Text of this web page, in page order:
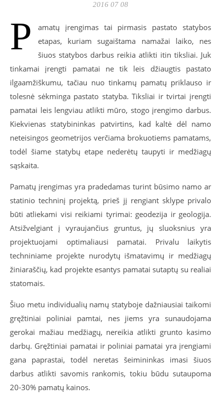
2016 07 08
P
amatų įrengimas tai pirmasis pastato statybos
etapas, kuriam sugaištama namažai laiko, nes
šiuos statybos darbus reikia atlikti itin tiksliai. Juk
tinkamai įrengti pamatai ne tik leis džiaugtis pastato
ilgaamžiškumu, tačiau nuo tinkamų pamatų priklauso ir
tolesnė sėkminga pastato statyba. Tiksliai ir tvirtai įrengti
pamatai leis lengviau atlikti mūro, stogo įrengimo darbus.
Kiekvienas statybininkas patvirtins, kad kaltė dėl namo
neteisingos geometrijos verčiama brokuotiems pamatams,
todėl šiame statybų etape nederėtų taupyti ir medžiagų
sąskaita.
Pamatų įrengimas yra pradedamas turint būsimo namo ar
statinio techninį projektą, prieš jį rengiant sklype privalo
būti atliekami visi reikiami tyrimai: geodezija ir geologija.
Atsižvelgiant į vyraujančius gruntus, jų sluoksnius yra
projektuojami optimaliausi pamatai. Privalu laikytis
techniniame projekte nurodytų išmatavimų ir medžiagų
žiniaraščių, kad projekte esantys pamatai sutaptų su realiai
statomais.
Šiuo metu individualių namų statyboje dažniausiai taikomi
gręžtiniai poliniai pamtai, nes jiems yra sunaudojama
gerokai mažiau medžiagų, nereikia atlikti grunto kasimo
darbų. Gręžtiniai pamatai ir poliniai pamatai yra įrengiami
gana paprastai, todėl neretas šeimininkas imasi šiuos
darbus atlikti savomis rankomis, tokiu būdu sutaupoma
20-30% pamatų kainos.